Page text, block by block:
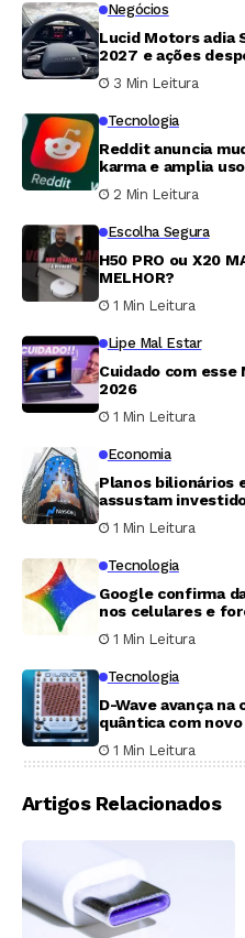
Negócios
Lucid Motors adia
2027 e ações
3 Min Leitura
Tecnologia
Reddit anuncia
karma e amplia
moderação
2 Min Leitura
Escolha Segura
H50 PRO ou X20
MELHOR?
1 Min Leitura
Lipe Mal Estar
Cuidado com esse
2026
1 Min Leitura
Economia
Planos bilionários
assustam
bolsa
1 Min Leitura
Tecnologia
Google confirma
nos celulares e
1 Min Leitura
Tecnologia
D-Wave avança
quântica com
1 Min Leitura
Artigos Relacionados